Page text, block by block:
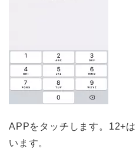
APPをタッチします。12+
います。